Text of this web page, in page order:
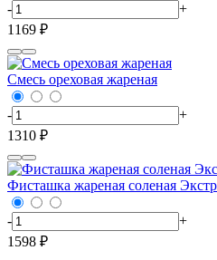
-
+
1169 ₽
Смесь ореховая жареная
-
+
1310 ₽
Фисташка жареная соленая
-
+
1598 ₽